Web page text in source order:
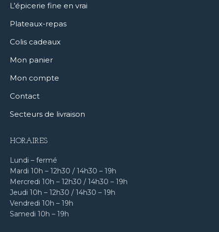
L’épicerie fine en vrai
Plateaux-repas
Colis cadeaux
Mon panier
Mon compte
Contact
Secteurs de livraison
HORAIRES
Lundi – fermé
Mardi 10h – 12h30 / 14h30 – 19h
Mercredi 10h – 12h30 / 14h30 – 19h
Jeudi 10h – 12h30 / 14h30 – 19h
Vendredi 10h – 19h
Samedi 10h – 19h